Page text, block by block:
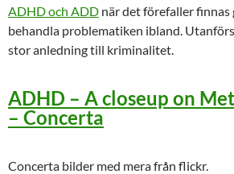
ADHD och ADD när det förefaller finnas
behandla problematiken ibland.
stor anledning till kriminalitet.
ADHD – A closeup on
– Concerta
Concerta bilder med mera från flickr.